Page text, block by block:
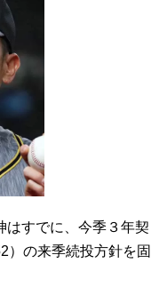
すでに、今季３年契
）の来季続投方針を固